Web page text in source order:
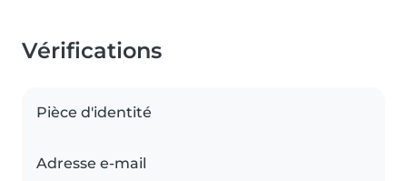
Vérifications
Pièce d'identité
Adresse e-mail